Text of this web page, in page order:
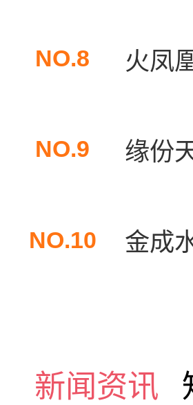
NO.8 火凤
NO.9 缘份
NO.10 金成
新闻资讯